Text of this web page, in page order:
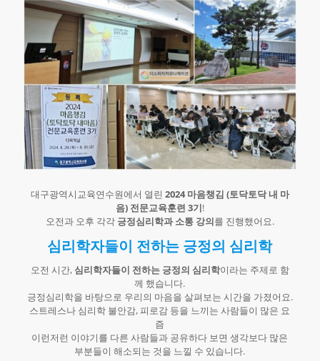
대구광역시교육연수원에서 열린 2024 마음챙김 (토닥토닥 내 마
음) 전문교육훈련 3기!
오전과 오후 각각 긍정심리학과 소통 강의를 진행했어요.
심리학자들이 전하는 긍정의 심리학
오전 시간,심리학자들이 전하는 긍정의 심리학이라는 주제로 함
께 했습니다.
긍정심리학을 바탕으로 우리의 마음을 살펴보는 시간을 가졌어요.
스트레스나 심리학 불안감, 피로감 등을 느끼는 사람들이 많은 요
즘
이런저런 이야기를 다른 사람들과 공유하다 보면 생각보다 많은
부분들이 해소되는 것을 느낄 수 있습니다.